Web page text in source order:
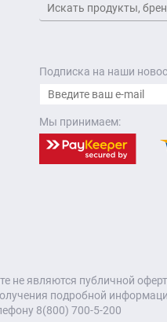
Подписка на наши
Мы принимаем:
не являются публичной
подробной
8(800) 700-5-200